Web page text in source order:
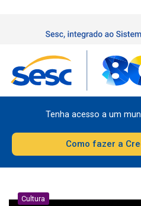
Tenha acesso a um
Como fazer a
Cultura